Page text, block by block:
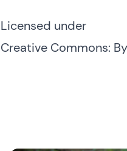
Licensed under
Creative Commons: